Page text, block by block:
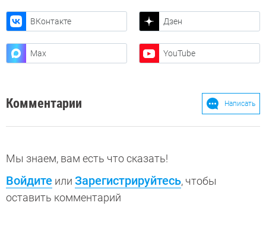
ВКонтакте Дзен
Max YouTube
Комментарии Написать
Мы знаем, вам есть что сказать!
Войдите или Зарегистрируйтесь, чтобы
оставить комментарий